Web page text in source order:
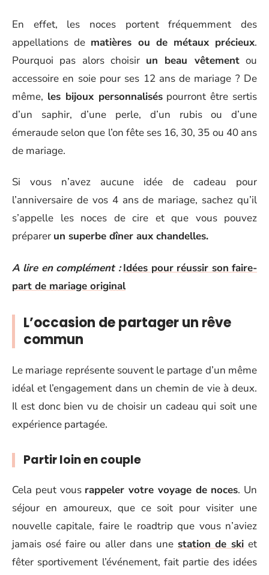
En effet, les noces portent fréquemment des
appellations de matières ou de métaux précieux.
Pourquoi pas alors choisir un beau vêtementou
accessoire en soie pour ses 12 ans de mariage ? De
même, les bijoux personnaliséspourront être sertis
d’un saphir, d’une perle, d’un rubis ou d’une
émeraude selon que l’on fête ses 16, 30, 35 ou 40 ans
de mariage.
Si vous n’avez aucune idée de cadeau pour
l’anniversaire de vos 4 ans de mariage, sachez qu’il
s’appelle les noces de cire et que vous pouvez
préparer un superbe dîner aux chandelles.
A lire en complément : Idées pour réussir son faire-
part de mariage original
L’occasion de partager un rêve
commun
Le mariage représente souvent le partage d’un même
idéal et l’engagement dans un chemin de vie à deux.
Il est donc bien vu de choisir un cadeau qui soit une
expérience partagée.
Partir loin en couple
Cela peut vous rappeler votre voyage de noces. Un
séjour en amoureux, que ce soit pour visiter une
nouvelle capitale, faire le roadtrip que vous n’aviez
jamais osé faire ou aller dans une station de ski et
fêter sportivement l’événement, fait partie des idées